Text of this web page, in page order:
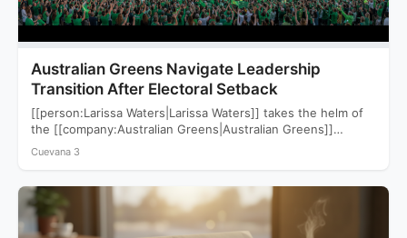
Australian Greens Navigate Leadership
Transition After Electoral Setback
[[person:Larissa Waters|Larissa Waters]] takes the helm of
the [[company:Australian Greens|Australian Greens]]
following a devastating 2025 election that saw…
Cuevana 3